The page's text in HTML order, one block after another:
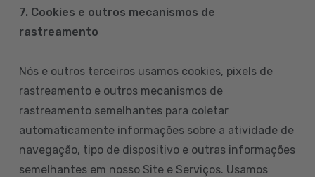
7. Cookies e outros mecanismos de
rastreamento
Nós e outros terceiros usamos cookies, pixels de
rastreamento e outros mecanismos de
rastreamento semelhantes para coletar
automaticamente informações sobre a atividade de
navegação, tipo de dispositivo e outras informações
semelhantes em nosso Site e Serviços. Usamos